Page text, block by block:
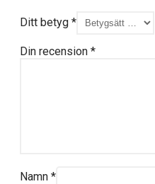
Ditt betyg *
Din recension *
Namn *